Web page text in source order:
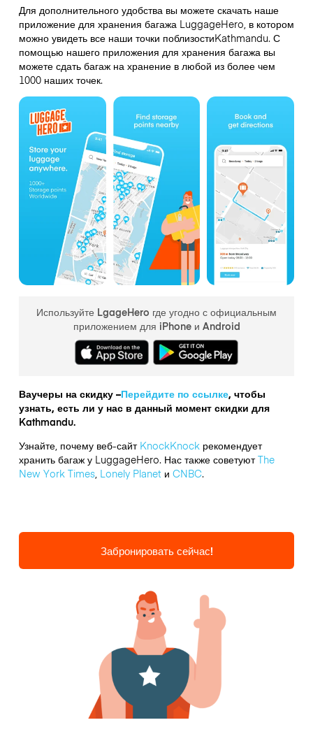
Для дополнительного удобства вы можете скачать наше
приложение для хранения багажа LuggageHero, в котором
можно увидеть все наши точки поблизостиKathmandu. С
помощью нашего приложения для хранения багажа вы
можете сдать багаж на хранение в любой из более чем
1000 наших точек.
Используйте LgageHero где угодно с официальным
приложением для iPhone и Android
Ваучеры на скидку –Перейдите по ссылке, чтобы
узнать, есть ли у нас в данный момент скидки для
Kathmandu.
Узнайте, почему веб-сайт KnockKnockрекомендует
хранить багаж у LuggageHero. Нас также советуютThe
New York Times, Lonely Planetи CNBC.
Забронировать сейчас!